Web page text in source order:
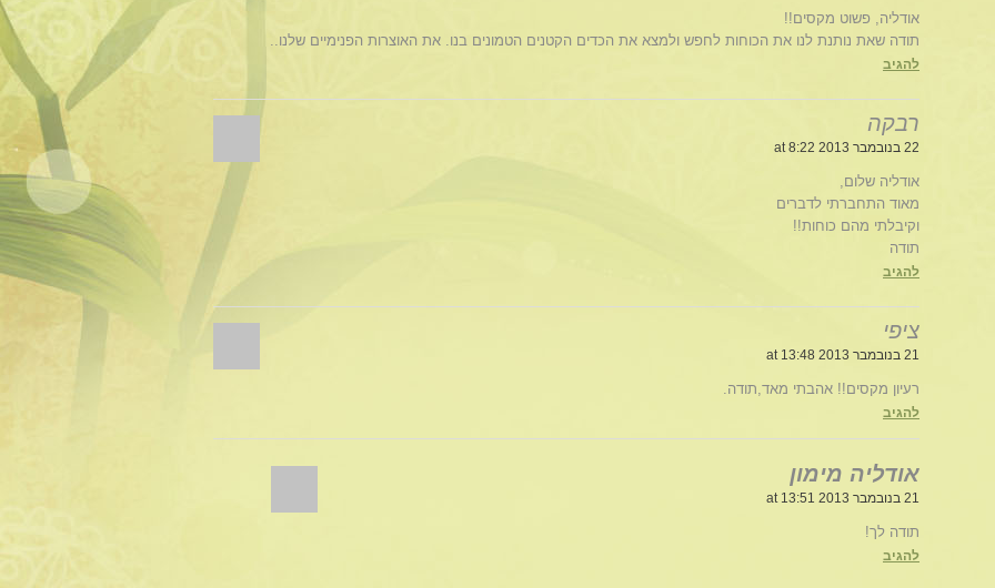
אודליה, פשוט מקסים!!
תודה שאת נותנת לנו את הכוחות לחפש ולמצא את הכדים הקטנים הטמונים בנו. את האוצרות הפנימיים שלנו..
להגיב
רבקה
22 בנובמבר 2013 at 8:22
אודליה שלום,
מאוד התחברתי לדברים
וקיבלתי מהם כוחות!!
תודה
להגיב
ציפי
21 בנובמבר 2013 at 13:48
רעיון מקסים!! אהבתי מאד,תודה.
להגיב
אודליה מימון
21 בנובמבר 2013 at 13:51
תודה לך!
להגיב